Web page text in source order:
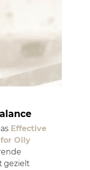
Effective
Oily
gezielt